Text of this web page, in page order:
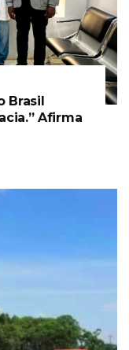
Brasil
Afirma